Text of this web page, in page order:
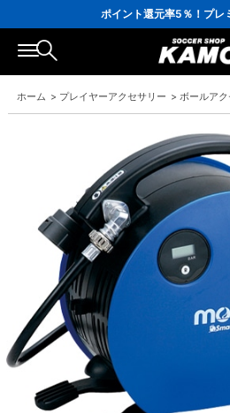
ポイント還元率5％！プレ
会員の方にはお誕生月に「10％OFF
16,000円(税込)以上でシューズ
3,300円(税込)以上で
ホーム > プレイヤーアクセサリー > ボールア